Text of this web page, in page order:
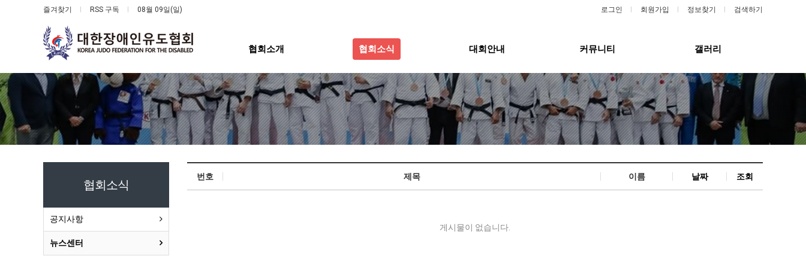
즐겨찾기 RSS 구독 08월 09일(일) 로그인 회원가입 정보찾기 검색하기
협회소개 협회소식 대회안내 커뮤니티 갤러리
번호 제목 이름 날짜 조회
게시물이 없습니다.
협회소식
공지사항
뉴스센터